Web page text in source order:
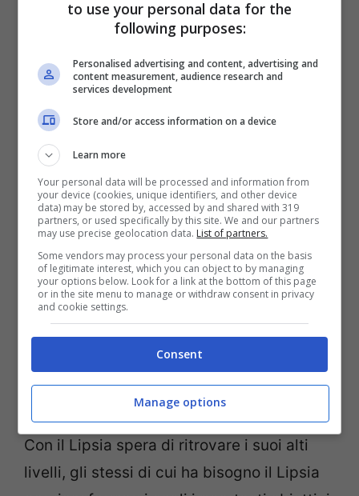
Sport Deutschlandche riportanol’ultima
di Timo Werner al Lipsia.Notizia che
cambia così gli scenari anche in Serie A,
considerando quelli che erano stati i
rumors sull’occasione per un gran colpo in
attacco, in quella che era diventata una
svalutazione di mercato importante.
LEGGI ANCHE >>>Inter: il Chelsea compra
il difensore, scambio con Werner
Niente Juventus dunque e niente Serie A
per l’attaccante tedesco, che dopo
l’esperienza vissuta in Inghilterra e non
secondo le aspettative, farà ritorno a casa.
Con il Lipsia spera di ritrovare i suoi alti
livelli, gli stessi di cui ha bisogno il Lipsia
to use your personal data for the
following purposes:
Personalised advertising and content, advertising and
content measurement, audience research and
services development
Store and/or access information on a device
Learn more
Your personal data will be processed and information from
your device (cookies, unique identifiers, and other device
data) may be stored by, accessed by and shared with 319
partners, or used specifically by this site. We and our partners
may use precise geolocation data. List of partners.
Some vendors may process your personal data on the basis
of legitimate interest, which you can object to by managing
your options below. Look for a link at the bottom of this page
or in the site menu to manage or withdraw consent in privacy
and cookie settings.
Consent
Manage options